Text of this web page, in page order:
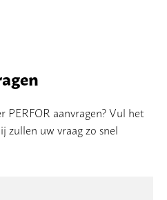
aanvragen? Vul het
zullen uw vraag zo snel